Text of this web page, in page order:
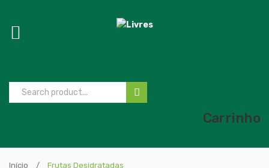
Carrinho
Início / Frutas Desidratadas